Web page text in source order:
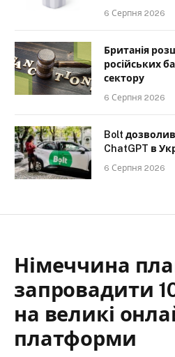
6 Серпня 2026
Британія
російських
сектору
6 Серпня 2026
Bolt
ChatGPT в
6 Серпня 2026
Німеччина
запровадити
на великі
платформи